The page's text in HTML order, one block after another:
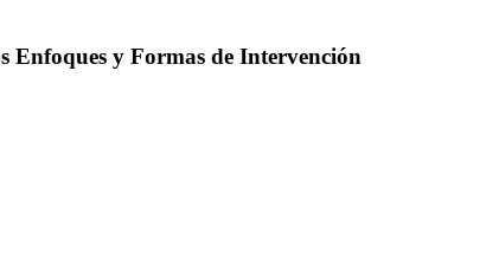
Enfoques y Formas de Intervención